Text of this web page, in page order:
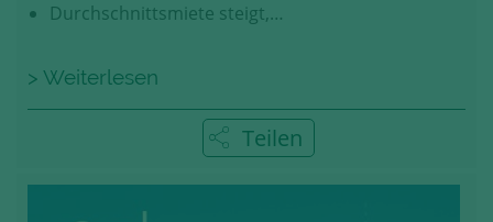
Durchschnittsmiete steigt,…
> Weiterlesen
Teilen